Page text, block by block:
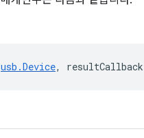
usb.Device, resultCallback